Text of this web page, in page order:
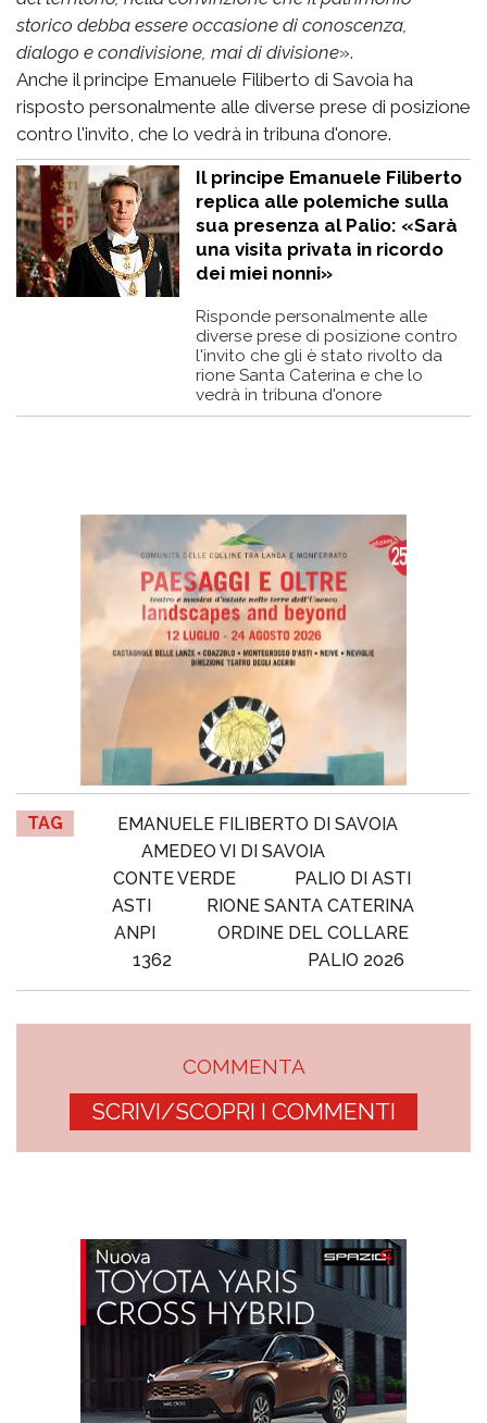
storico debba essere occasione di conoscenza,
dialogo e condivisione, mai di divisione».
Anche il principe Emanuele Filiberto di Savoia ha
risposto personalmente alle diverse prese di posizione
contro l'invito, che lo vedrà in tribuna d'onore.
Il principe Emanuele Filiberto
replica alle polemiche sulla
sua presenza al Palio: «Sarà
una visita privata in ricordo
dei miei nonni»
Risponde personalmente alle
diverse prese di posizione contro
l'invito che gli è stato rivolto da
rione Santa Caterina e che lo
vedrà in tribuna d'onore
TAG
EMANUELE FILIBERTO DI SAVOIA
AMEDEO VI DI SAVOIA
CONTE VERDE
PALIO DI ASTI
ASTI
RIONE SANTA CATERINA
ANPI
ORDINE DEL COLLARE
1362
PALIO 2026
COMMENTA
SCRIVI/SCOPRI I COMMENTI